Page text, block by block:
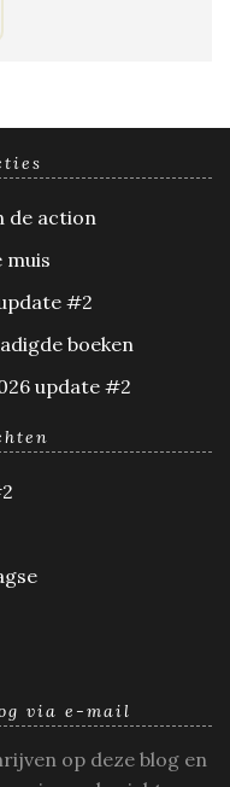
de action
muis
#2
boeken
update #2
via e-mail
op deze blog en